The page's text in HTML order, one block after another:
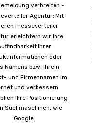
verbreiten -
Agentur: Mit
Presseverteiler
erleichtern wir Ihre
Ihrer
oder
Namens bzw. Ihrem
und Firmennamen im
und verbessern
Ihre Positionierung
Suchmaschinen, wie
Google.